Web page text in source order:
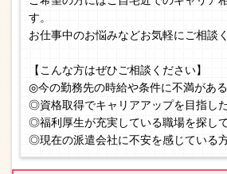
す。
お仕事中のお悩みなどお気軽にご相談
【こんな方はぜひご相談ください】
◎今の勤務先の時給や条件に不満があ
◎資格取得でキャリアアップを目指し
◎福利厚生が充実している職場を探し
◎現在の派遣会社に不安を感じている